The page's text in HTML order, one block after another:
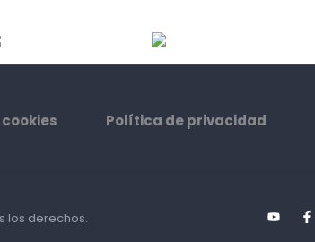
Política de privacidad
los derechos.